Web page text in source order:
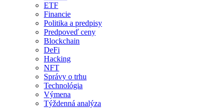
ETF
Financie
Politika a predpisy
Predpoveď ceny
Blockchain
DeFi
Hacking
NFT
Správy o trhu
Technológia
Výmena
Týždenná analýza